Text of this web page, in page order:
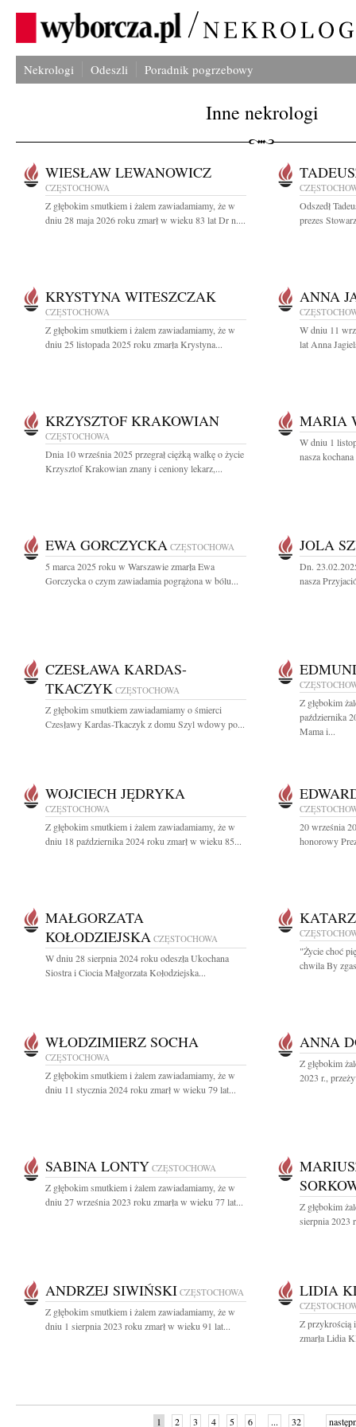
Nekrologi Odeszli Poradnik pogrzebowy
Inne nekrologi
WIESŁAW LEWANOWICZ
CZĘSTOCHOWA
Z głębokim smutkiem i żalem zawiadamiamy, że w
dniu 28 maja 2026 roku zmarł w wieku 83 lat Dr n....
Odszedł
prezes
KRYSTYNA WITESZCZAK
CZĘSTOCHOWA
Z głębokim smutkiem i żalem zawiadamiamy, że w
dniu 25 listopada 2025 roku zmarła Krystyna...
ANNA
W dniu 11
lat Anna
KRZYSZTOF KRAKOWIAN
CZĘSTOCHOWA
Dnia 10 września 2025 przegrał ciężką walkę o życie
Krzysztof Krakowian znany i ceniony lekarz,...
MARIA
W dniu 1
nasza
EWA GORCZYCKA CZĘSTOCHOWA
5 marca 2025 roku w Warszawie zmarła Ewa
Gorczycka o czym zawiadamia pogrążona w bólu...
JOLA
Dn.
nasza
CZESŁAWA KARDAS-
TKACZYK CZĘSTOCHOWA
Z głębokim smutkiem zawiadamiamy o śmierci
Czesławy Kardas-Tkaczyk z domu Szyl wdowy po...
Z głębokim
października
Mama i...
WOJCIECH JĘDRYKA
CZĘSTOCHOWA
Z głębokim smutkiem i żalem zawiadamiamy, że w
dniu 18 października 2024 roku zmarł w wieku 85...
20 września
honorowy
MAŁGORZATA
KOŁODZIEJSKA CZĘSTOCHOWA
W dniu 28 sierpnia 2024 roku odeszła Ukochana
Siostra i Ciocia Małgorzata Kołodziejska...
"Życie choć
chwila By
WŁODZIMIERZ SOCHA
CZĘSTOCHOWA
Z głębokim smutkiem i żalem zawiadamiamy, że w
dniu 11 stycznia 2024 roku zmarł w wieku 79 lat...
ANNA
Z głębokim
2023 r.,
SABINA LONTY CZĘSTOCHOWA
Z głębokim smutkiem i żalem zawiadamiamy, że w
dniu 27 września 2023 roku zmarła w wieku 77 lat...
Z głębokim
sierpnia 2023
ANDRZEJ SIWIŃSKI CZĘSTOCHOWA
Z głębokim smutkiem i żalem zawiadamiamy, że w
dniu 1 sierpnia 2023 roku zmarł w wieku 91 lat...
LIDIA
Z przykrością
zmarła Lidia
1 2 3 4 5 6 ... 32